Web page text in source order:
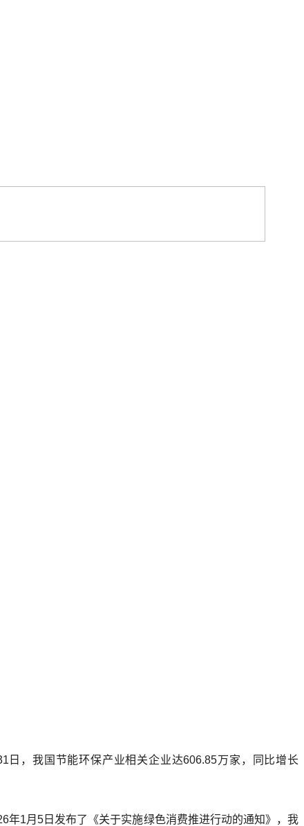
日，我国节能环保产业相关企业达606.85万家，同比增长
年1月5日发布了《关于实施绿色消费推进行动的通知》，我